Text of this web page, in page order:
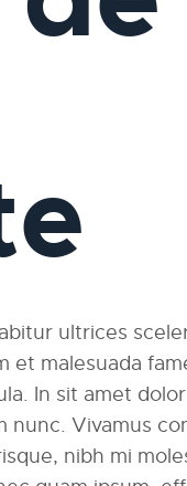
ultrices
malesuada
In sit amet
nunc. Vivamus
nibh mi